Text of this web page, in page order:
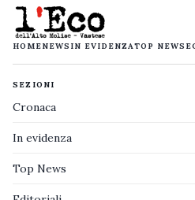
HOMENEWS IN EVIDENZATOP NEWS
SEZIONI
Cronaca
In evidenza
Top News